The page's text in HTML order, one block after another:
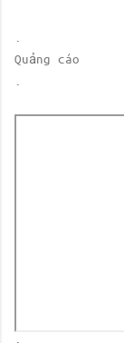
.
Quảng cáo
.